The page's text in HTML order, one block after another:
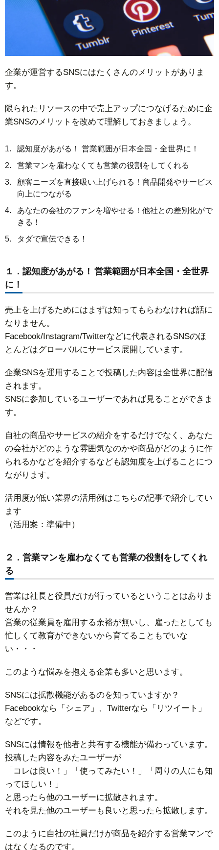
企業が運営するSNSにはたくさんのメリットがありま
す。
限られたリソースの中で売上アップにつなげるために企
業SNSのメリットを改めて理解しておきましょう。
認知度があがる！ 営業範囲が日本全国・全世界に！
営業マンを雇わなくても営業の役割をしてくれる
顧客ニーズを直接吸い上げられる！商品開発やサービス
向上につながる
あなたの会社のファンを増やせる！他社との差別化がで
きる！
タダで宣伝できる！
１．認知度があがる！ 営業範囲が日本全国・全世界
に！
売上を上げるためにはまずは知ってもらわなければ話に
なりません。
Facebook/Instagram/Twitterなどに代表されるSNSのほ
とんどはグローバルにサービス展開しています。
企業SNSを運用することで投稿した内容は全世界に配信
されます。
SNSに参加しているユーザーであれば見ることができま
す。
自社の商品やサービスの紹介をするだけでなく、あなた
の会社がどのような雰囲気なのかや商品がどのように作
られるかなどを紹介するなども認知度を上げることにつ
ながります。
活用度が低い業界の活用例はこちらの記事で紹介してい
ます
（活用案：準備中）
２．営業マンを雇わなくても営業の役割をしてくれ
る
営業は社長と役員だけが行っているということはありま
せんか？
営業の従業員を雇用する余裕が無いし、雇ったとしても
忙しくて教育ができないから育てることもでいな
い・・・
このような悩みを抱える企業も多いと思います。
SNSには拡散機能があるのを知っていますか？
Facebookなら「シェア」、Twitterなら「リツイート」
などです。
SNSには情報を他者と共有する機能が備わっています。
投稿した内容をみたユーザーが
「コレは良い！」「使ってみたい！」「周りの人にも知
ってほしい！」
と思ったら他のユーザーに拡散されます。
それを見た他のユーザーも良いと思ったら拡散します。
このように自社の社員だけが商品を紹介する営業マンで
はなくなるのです。